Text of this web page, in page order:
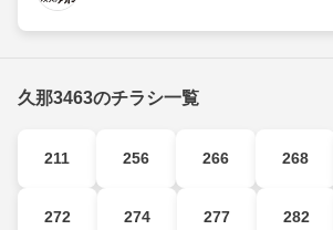
久那3463のチラシ一覧
211 256 266 268
272 274 277 282